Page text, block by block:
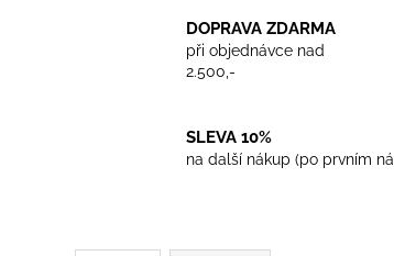
DOPRAVA ZDARMA
při objednávce nad
2.500,-
SLEVA 10%
na další nákup (po prvním